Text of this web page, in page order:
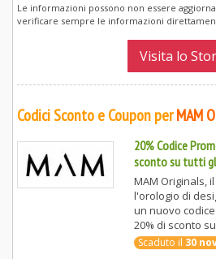
Le informazioni possono non essere
verificare sempre le informazioni
Visita lo
Codici Sconto e Coupon perMAM
20% Codice
sconto su tutti
MAM Originals,
l'orologio di
un nuovo
20% di sconto
Scaduto il 30